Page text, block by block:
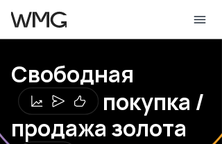
Главная
Описание
Рынки
Свободная
покупка /
продажа золота